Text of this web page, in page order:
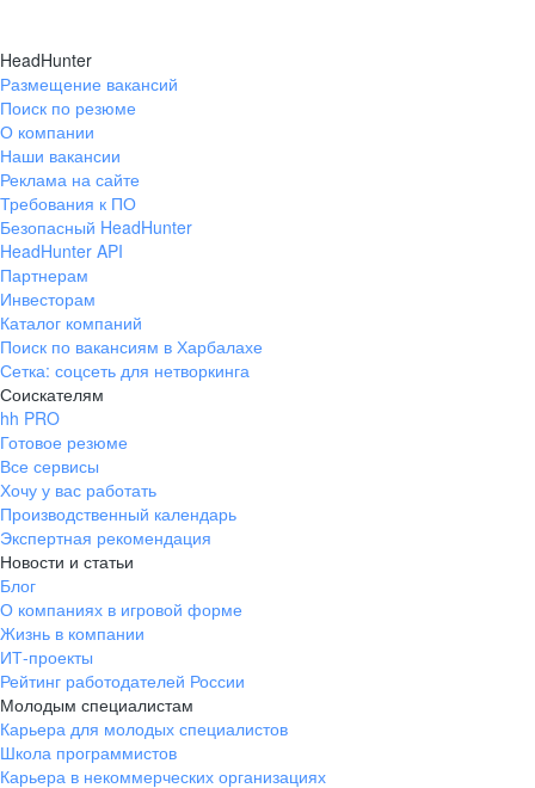
HeadHunter
Размещение вакансий
Поиск по резюме
О компании
Наши вакансии
Реклама на сайте
Требования к ПО
Безопасный HeadHunter
HeadHunter API
Партнерам
Инвесторам
Каталог компаний
Поиск по вакансиям в Харбалахе
Сетка: соцсеть для нетворкинга
Соискателям
hh PRO
Готовое резюме
Все сервисы
Хочу у вас работать
Производственный календарь
Экспертная рекомендация
Новости и статьи
Блог
О компаниях в игровой форме
Жизнь в компании
ИТ-проекты
Рейтинг работодателей России
Молодым специалистам
Карьера для молодых специалистов
Школа программистов
Карьера в некоммерческих организациях